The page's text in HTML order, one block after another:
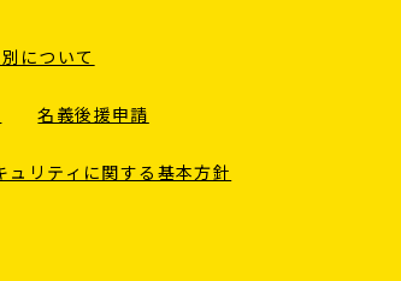
について
名義後援申請
ュリティに関する基本方針